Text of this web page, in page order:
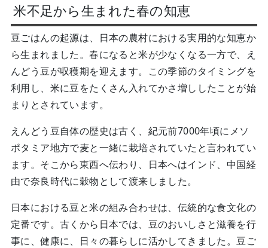
米不足から生まれた春の知恵
豆ごはんの起源は、日本の農村における実用的な知恵か
ら生まれました。春になると米が少なくなる一方で、え
んどう豆が収穫期を迎えます。この季節のタイミングを
利用し、米に豆をたくさん入れてかさ増ししたことが始
まりとされています。
えんどう豆自体の歴史は古く、紀元前7000年頃にメソ
ポタミア地方で麦と一緒に栽培されていたと言われてい
ます。そこから東西へ伝わり、日本へはインド、中国経
由で奈良時代に穀物として渡来しました。
日本における豆と米の組み合わせは、伝統的な食文化の
定番です。古くから日本では、豆のおいしさと滋養を行
事に、健康に、日々の暮らしに活かしてきました。豆ご